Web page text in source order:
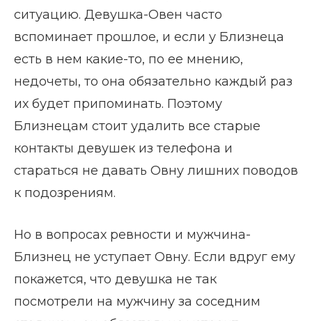
ситуацию. Девушка-Овен часто
вспоминает прошлое, и если у Близнеца
есть в нем какие-то, по ее мнению,
недочеты, то она обязательно каждый раз
их будет припоминать. Поэтому
Близнецам стоит удалить все старые
контакты девушек из телефона и
стараться не давать Овну лишних поводов
к подозрениям.
Но в вопросах ревности и мужчина-
Близнец не уступает Овну. Если вдруг ему
покажется, что девушка не так
посмотрели на мужчину за соседним